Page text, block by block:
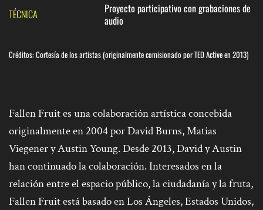
TÉCNICA
Proyecto participativo con grabaciones de
audio
Créditos: Cortesía de los artistas (originalmente comisionado por TED Active en 2013)
Fallen Fruit es una colaboración artística concebida
originalmente en 2004 por David Burns, Matias
Viegener y Austin Young. Desde 2013, David y Austin
han continuado la colaboración. Interesados en la
relación entre el espacio público, la ciudadanía y la fruta,
Fallen Fruit está basado en Los Ángeles, Estados Unidos,